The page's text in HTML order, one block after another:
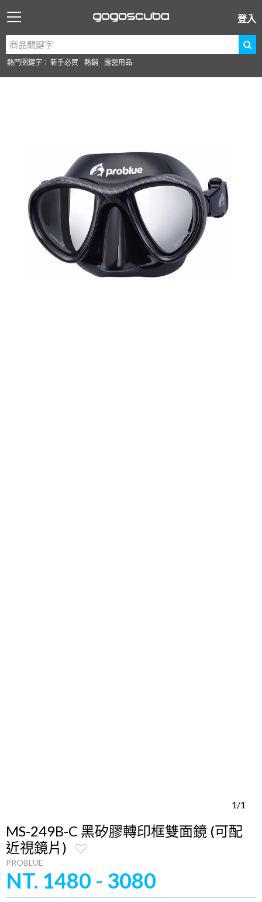
登入
熱門關鍵字： 新手必買 熱銷 露營用品
1/1
MS-249B-C 黑矽膠轉印框雙面鏡 (可配
近視鏡片)
PROBLUE
NT. 1480 - 3080